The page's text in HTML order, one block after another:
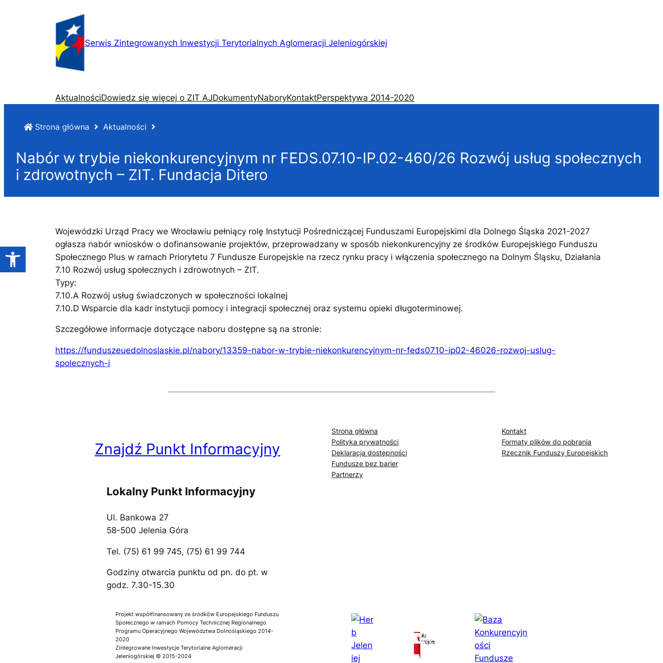
Open toolbar
Serwis Zintegrowanych Inwestycji Terytorialnych Aglomeracji Jeleniogórskiej
AktualnościDowiedz się więcej o ZIT AJDokumentyNaboryKontaktPerspektywa 2014-2020
Strona główna Aktualności
Nabór w trybie niekonkurencyjnym nr FEDS.07.10-IP.02-460/26 Rozwój usług społecznych
i zdrowotnych – ZIT. Fundacja Ditero
Wojewódzki Urząd Pracy we Wrocławiu pełniący rolę Instytucji Pośredniczącej Funduszami Europejskimi dla Dolnego Śląska 2021-2027
ogłasza nabór wniosków o dofinansowanie projektów, przeprowadzany w sposób niekonkurencyjny ze środków Europejskiego Funduszu
Społecznego Plus w ramach Priorytetu 7 Fundusze Europejskie na rzecz rynku pracy i włączenia społecznego na Dolnym Śląsku, Działania
7.10 Rozwój usług społecznych i zdrowotnych – ZIT.
Typy:
7.10.A Rozwój usług świadczonych w społeczności lokalnej
7.10.D Wsparcie dla kadr instytucji pomocy i integracji społecznej oraz systemu opieki długoterminowej.
Szczegółowe informacje dotyczące naboru dostępne są na stronie:
https://funduszeuedolnoslaskie.pl/nabory/13359-nabor-w-trybie-niekonkurencyjnym-nr-feds0710-ip02-46026-rozwoj-uslug-
spolecznych-i
Znajdź Punkt Informacyjny
Lokalny Punkt Informacyjny
Ul. Bankowa 27
58-500 Jelenia Góra
Tel. (75) 61 99 745, (75) 61 99 744
Godziny otwarcia punktu od pn. do pt. w
godz. 7.30-15.30
Strona główna
Polityka prywatności
Deklaracja dostępności
Fundusze bez barier
Partnerzy
Kontakt
Formaty plików do pobrania
Rzecznik Funduszy Europejskich
Projekt współfinansowany ze środków Europejskiego Funduszu
Społecznego w ramach Pomocy Technicznej Regionalnego
Programu Operacyjnego Województwa Dolnośląskiego 2014-
2020
Zintegrowane Inwestycje Terytorialne Aglomeracji
Jeleniogórskiej © 2015-2024